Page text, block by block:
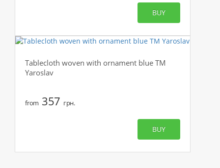
BUY
Tablecloth woven with ornament blue TM
Yaroslav
from 357 грн.
BUY